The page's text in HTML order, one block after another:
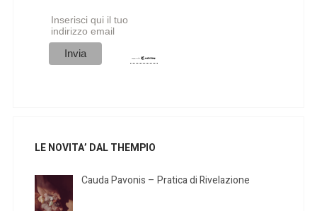
Inserisci qui il tuo
indirizzo email
LE NOVITA’ DAL THEMPIO
Cauda Pavonis – Pratica di Rivelazione